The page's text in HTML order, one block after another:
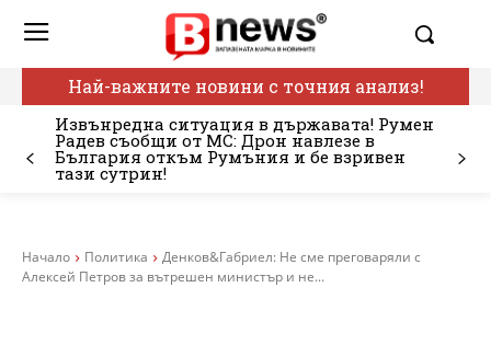
Най-важните новини с точния анализ!
Извънредна ситуация в държавата! Румен
Радев съобщи от МС: Дрон навлезе в
България откъм Румъния и бе взривен
тази сутрин!
Начало Политика
Денков&Габриел: Не сме преговаряли с
Алексей Петров за вътрешен министър и не...